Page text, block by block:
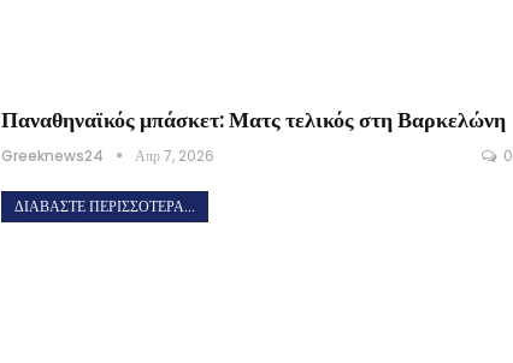
Παναθηναϊκός μπάσκετ: Ματς τελικός στη Βαρκελώνη
Greeknews24 Απρ 7, 2026 0
ΔΙΑΒΆΣΤΕ ΠΕΡΙΣΣΌΤΕΡΑ...